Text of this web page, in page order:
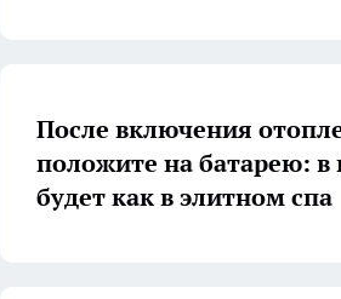
После включения
положите на батарею: в
будет как в элитном спа